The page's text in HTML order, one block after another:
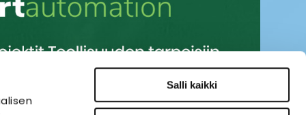
Salli kaikki